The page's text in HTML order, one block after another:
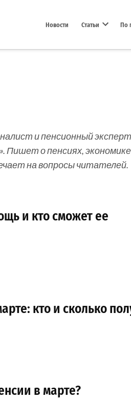
Новости Статьи По
и пенсионный
Пишет о пенсиях,
на вопросы читателей.
и кто сможет ее
кто и сколько
в марте?